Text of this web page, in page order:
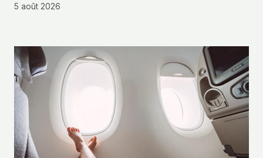
5 août 2026